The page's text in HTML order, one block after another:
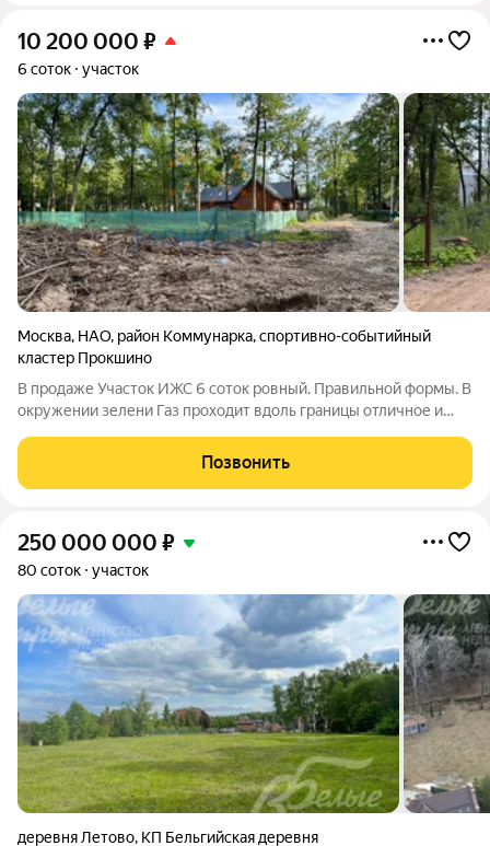
10 200 000 ₽
6 соток участок
Москва, НАО, район Коммунарка,спортивно-событийный
кластер Прокшино
В продаже Участок ИЖС 6 соток ровный. Правильной формы. В
окружении зелени Газ проходит вдоль границы отличное и
шаговой доступности автобусная остановка и метро
Прокшино. звоните Расскажу
Позвонить
250 000 000 ₽
80 соток участок
деревня Летово, КП Бельгийская деревня